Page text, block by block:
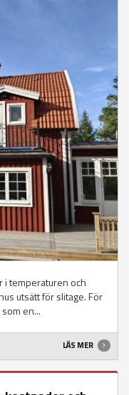
i temperaturen och
utsätt för slitage. För
en...
LÄS MER